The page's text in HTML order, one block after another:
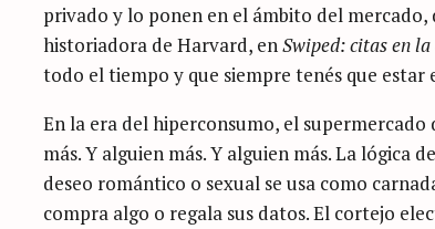
privado y lo ponen en el ámbito del
historiadora de Harvard, enSwiped: citas en
todo el tiempo y que siempre tenés que
En la era del hiperconsumo, el supermercado
más. Y alguien más. Y alguien más. La
deseo romántico o sexual se usa como
compra algo o regala sus datos. El cortejo